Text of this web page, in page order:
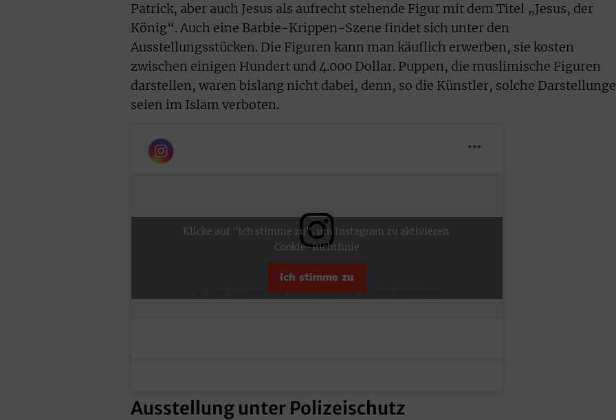
Patrick, aber auch Jesus als aufrecht stehende Figur mit dem Titel „Jesus, der
König“. Auch eine Barbie-Krippen-Szene findet sich unter den
Ausstellungsstücken. Die Figuren kann man käuflich erwerben, sie kosten
zwischen einigen Hundert und 4.000 Dollar. Puppen, die muslimische Figuren
darstellen, waren bislang nicht dabei, denn, so die Künstler, solche
seien im Islam verboten.
Ein Beitrag geteilt von Pool&marianela (@poolymarianela)
Klicke auf "Ich stimme zu", um Instagram zu aktivieren
Cookie-Richtlinie
Ich stimme zu
Ausstellung unter Polizeischutz